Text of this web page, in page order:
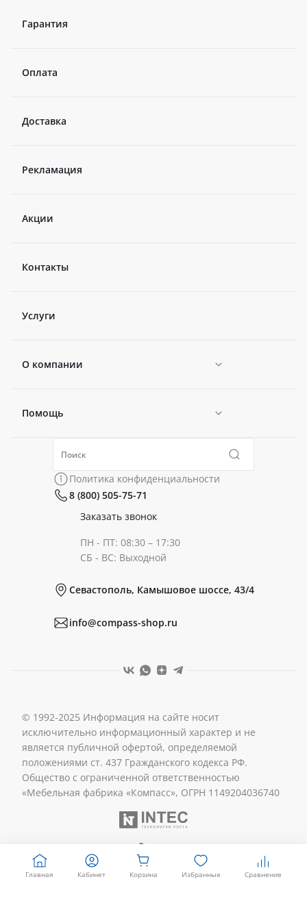
Гарантия
Оплата
Доставка
Рекламация
Акции
Контакты
Услуги
О компании
Новости
Политика конфиденциальности
Помощь
Коллекции
Политика конфиденциальности
8 (800) 505-75-71
Заказать звонок
ПН - ПТ: 08:30 – 17:30
СБ - ВС: Выходной
Севастополь, Камышовое шоссе, 43/4
info@compass-shop.ru
© 1992-2025 Информация на сайте носит
исключительно информационный характер и не
является публичной офертой, определяемой
положениями ст. 437 Гражданского кодекса РФ.
Общество с ограниченной ответственностью
«Мебельная фабрика «Компасс», ОГРН 1149204036740
Главная Кабинет Корзина Избранные Сравнение